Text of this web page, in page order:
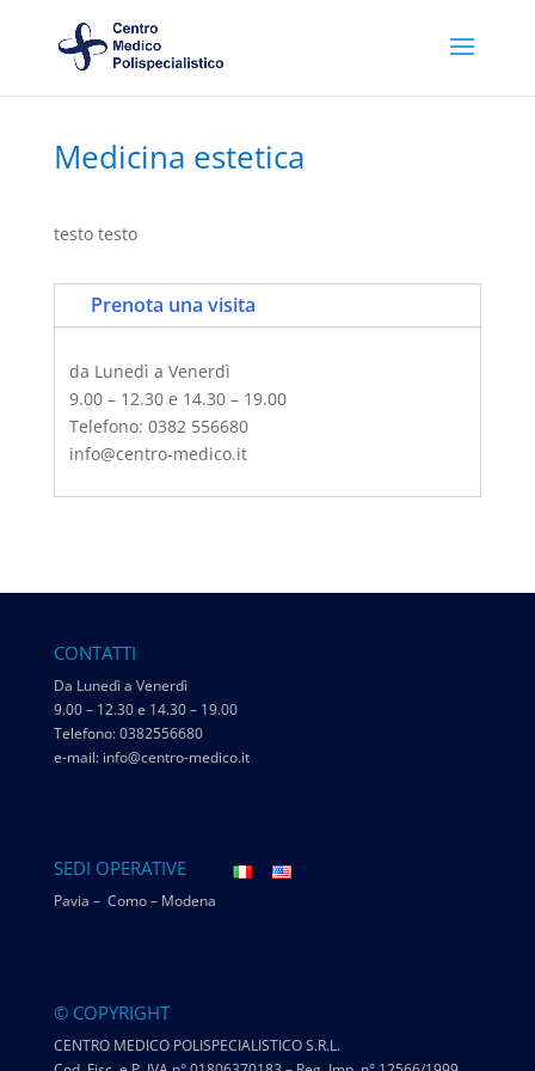
Medicina estetica
testo testo
Prenota una visita
da Lunedì a Venerdì
9.00 – 12.30 e 14.30 – 19.00
Telefono: 0382 556680
info@centro-medico.it
CONTATTI
Da Lunedì a Venerdì
9.00 – 12.30 e 14.30 – 19.00
Telefono: 0382556680
e-mail: info@centro-medico.it
SEDI OPERATIVE
Pavia – Como – Modena
© COPYRIGHT
CENTRO MEDICO POLISPECIALISTICO S.R.L.